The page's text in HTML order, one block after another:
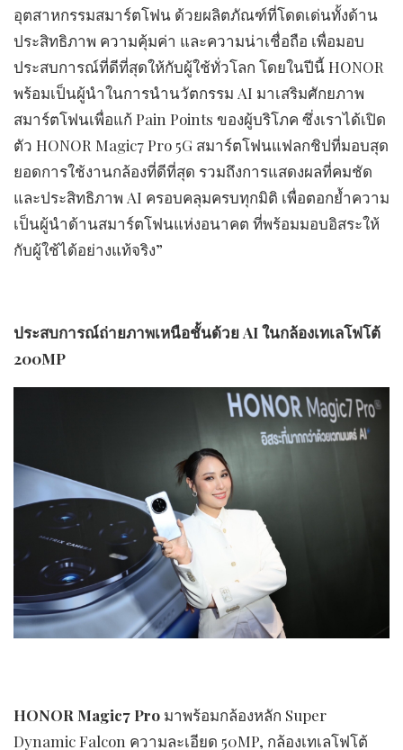
อุตสาหกรรมสมาร์ตโฟน ด้วยผลิตภัณฑ์ที่โดดเด่นทั้งด้าน
ประสิทธิภาพ ความคุ้มค่า และความน่าเชื่อถือ เพื่อมอบ
ประสบการณ์ที่ดีที่สุดให้กับผู้ใช้ทั่วโลก โดยในปีนี้ HONOR
พร้อมเป็นผู้นำในการนำนวัตกรรม AI มาเสริมศักยภาพ
สมาร์ตโฟนเพื่อแก้ Pain Points ของผู้บริโภค ซึ่งเราได้เปิด
ตัว HONOR Magic7 Pro 5G สมาร์ตโฟนแฟลกชิปที่มอบสุด
ยอดการใช้งานกล้องที่ดีที่สุด รวมถึงการแสดงผลที่คมชัด
และประสิทธิภาพ AI ครอบคลุมครบทุกมิติ เพื่อตอกย้ำความ
เป็นผู้นำด้านสมาร์ตโฟนแห่งอนาคต ที่พร้อมมอบอิสระให้
กับผู้ใช้ได้อย่างแท้จริง”
ประสบการณ์ถ่ายภาพเหนือชั้นด้วย AIในกล้องเทเลโฟโต้
200MP
HONOR Magic7 Pro มาพร้อมกล้องหลัก Super
Dynamic Falcon ความละเอียด 50MP, กล้องเทเลโฟโต้